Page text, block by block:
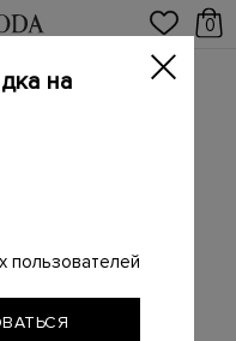
0
хлопковой пряжи
на
пользователей